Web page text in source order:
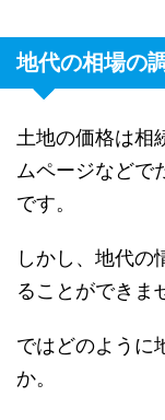
地代の相場の
土地の価格は相
ムページなどで
です。
しかし、地代の
ることができま
ではどのように
か。